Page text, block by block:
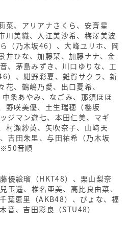
菜、アリアナさくら、安斉星
川美織、入江美沙希、梅澤美波
（乃木坂46）、大峰ユリホ、岡
井ひな、加藤栞、加藤ナナ、金
、茅島みずき、川口ゆりな、工
）、紺野彩夏、雑賀サクラ、新
、鶴嶋乃愛、出口夏希、
条あやみ、なごみ、那須ほほ
野咲美優、土生瑞穂（櫻坂
ジマン遊七、本田仁美、マギ
村瀬紗英、矢吹奈子、山﨑天
吉田朱里、与田祐希（乃木坂
音順
優絵瑠（HKT48）、栗山梨奈
玉遥、椎名亜美、高比良由菜、
葉恵里（AKB48）、ぴょな、福
音、吉田彩良（STU48）